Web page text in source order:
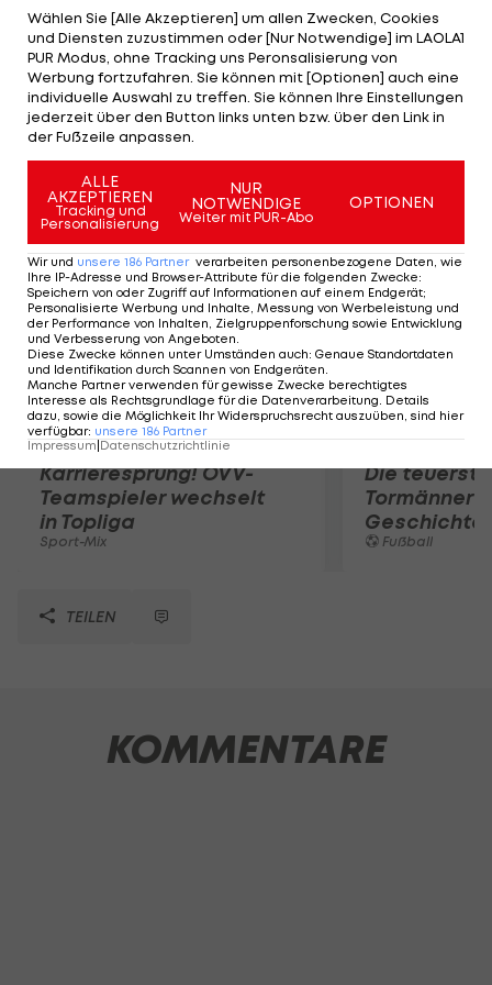
Putter zu spielen. "Ich habe hier in Schottland
einige Putter-Varianten ausprobiert. Ich versuche
ein neues Gefühl auf den Greens zu bekommen",
erklärt der Burgenländer, der am Dienstag auf
dem Castle Stuart Kurs gemeinsam mit Brier eine
Proberunde absolvierte.
Mehr zum Thema
Karrieresprung! ÖVV-
Teamspieler wechselt
in Topliga
Sport-Mix
Die
Tormänner
Geschichte
Fußball
TEILEN
KOMMENTARE
Wählen Sie [Alle Akzeptieren] um allen Zwecken, Cookies
und Diensten zuzustimmen oder [Nur Notwendige] im LAOLA1
PUR Modus, ohne Tracking uns Peronsalisierung von
Werbung fortzufahren. Sie können mit [Optionen] auch eine
individuelle Auswahl zu treffen. Sie können Ihre Einstellungen
jederzeit über den Button links unten bzw. über den Link in
der Fußzeile anpassen.
ALLE
AKZEPTIEREN
Tracking und
Personalisierung
NUR
NOTWENDIGE
Weiter mit PUR-Abo
OPTIONEN
Wir und unsere 186 Partner verarbeiten personenbezogene Daten, wie
Ihre IP-Adresse und Browser-Attribute für die folgenden Zwecke:
Speichern von oder Zugriff auf Informationen auf einem Endgerät;
Personalisierte Werbung und Inhalte, Messung von Werbeleistung und
der Performance von Inhalten, Zielgruppenforschung sowie Entwicklung
und Verbesserung von Angeboten.
Diese Zwecke können unter Umständen auch: Genaue Standortdaten
und Identifikation durch Scannen von Endgeräten.
Manche Partner verwenden für gewisse Zwecke berechtigtes
Interesse als Rechtsgrundlage für die Datenverarbeitung. Details
dazu, sowie die Möglichkeit Ihr Widerspruchsrecht auszuüben, sind hier
verfügbar: unsere 186 Partner
Impressum Datenschutzrichtlinie